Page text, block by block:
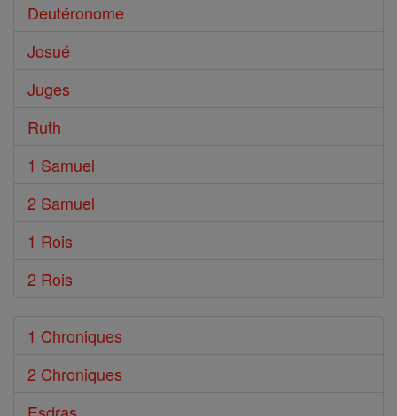
Deutéronome
Josué
Juges
Ruth
1 Samuel
2 Samuel
1 Rois
2 Rois
1 Chroniques
2 Chroniques